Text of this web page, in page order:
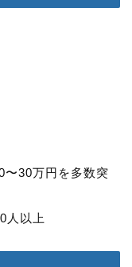
〜30万円を多数突
人以上